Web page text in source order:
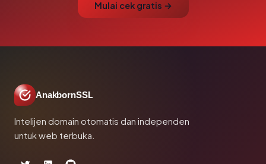
Mulai cek gratis →
AnakbornSSL
Intelijen domain otomatis dan independen
untuk web terbuka.